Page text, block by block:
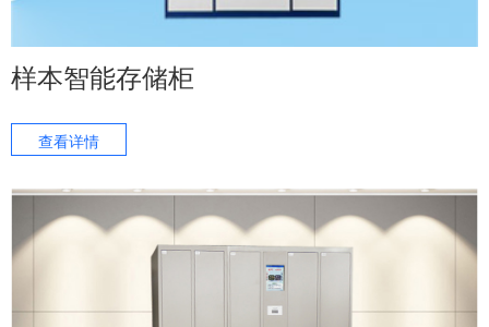
样本智能存储柜
查看详情